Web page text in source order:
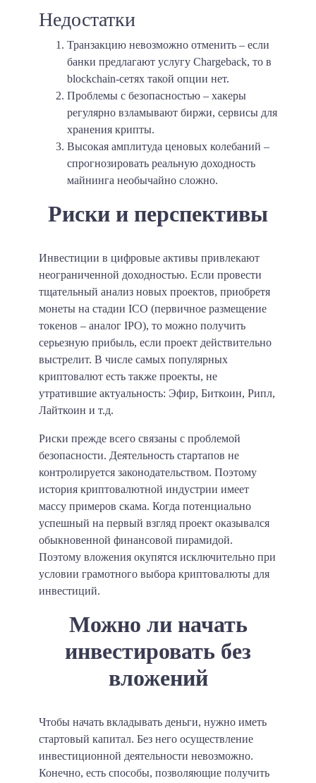
Недостатки
Транзакцию невозможно отменить – если
банки предлагают услугу Chargeback, то в
blockchain-сетях такой опции нет.
Проблемы с безопасностью – хакеры
регулярно взламывают биржи, сервисы для
хранения крипты.
Высокая амплитуда ценовых колебаний –
спрогнозировать реальную доходность
майнинга необычайно сложно.
Риски и перспективы
Инвестиции в цифровые активы привлекают
неограниченной доходностью. Если провести
тщательный анализ новых проектов, приобретя
монеты на стадии ICO (первичное размещение
токенов – аналог IPO), то можно получить
серьезную прибыль, если проект действительно
выстрелит. В числе самых популярных
криптовалют есть также проекты, не
утратившие актуальность: Эфир, Биткоин, Рипл,
Лайткоин и т.д.
Риски прежде всего связаны с проблемой
безопасности. Деятельность стартапов не
контролируется законодательством. Поэтому
история криптовалютной индустрии имеет
массу примеров скама. Когда потенциально
успешный на первый взгляд проект оказывался
обыкновенной финансовой пирамидой.
Поэтому вложения окупятся исключительно при
условии грамотного выбора криптовалюты для
инвестиций.
Можно ли начать
инвестировать без
вложений
Чтобы начать вкладывать деньги, нужно иметь
стартовый капитал. Без него осуществление
инвестиционной деятельности невозможно.
Конечно, есть способы, позволяющие получить